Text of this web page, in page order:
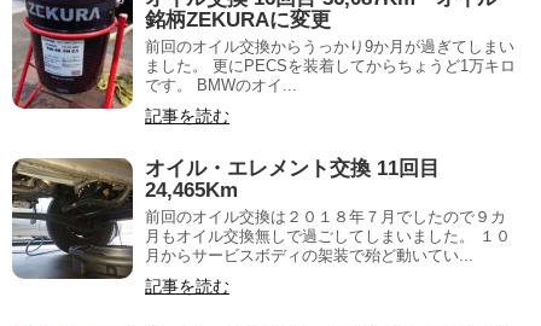
銘柄ZEKURAに変更
前回のオイル交換からうっかり9か月が過ぎてしまい
ました。 更にPECSを装着してからちょうど1万キロ
です。 BMWのオイ...
記事を読む
オイル・エレメント交換 11回目
24,465Km
前回のオイル交換は２０１８年７月でしたので９カ
月もオイル交換無しで過ごしてしまいました。 １０
月からサービスボディの架装で殆ど動いてい...
記事を読む